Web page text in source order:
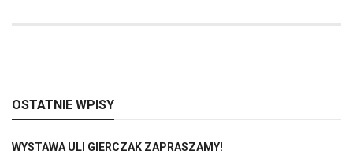
OSTATNIE WPISY
WYSTAWA ULI GIERCZAK ZAPRASZAMY!